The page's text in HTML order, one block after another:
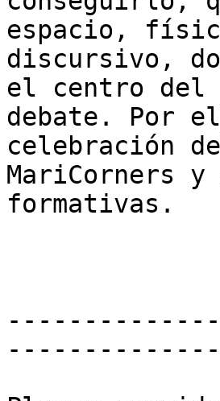
espacio,
discursivo,
el centro del
debate. Por
celebración
MariCorners
formativas.